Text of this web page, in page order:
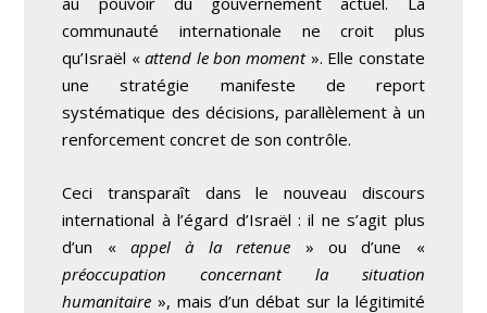
communauté internationale ne croit plus
qu’Israël «attend le bon moment». Elle constate
une stratégie manifeste de report
systématique des décisions, parallèlement à un
renforcement concret de son contrôle.
Ceci transparaît dans le nouveau discours
international à l’égard d’Israël : il ne s’agit plus
d’un «appel à la retenue » ou d’une «
préoccupation concernant la situation
humanitaire », mais d’un débat sur la légitimité